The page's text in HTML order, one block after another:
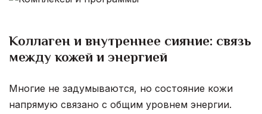
Коллаген и внутреннее сияние: связь
между кожей и энергией
Многие не задумываются, но состояние кожи
напрямую связано с общим уровнем энергии.